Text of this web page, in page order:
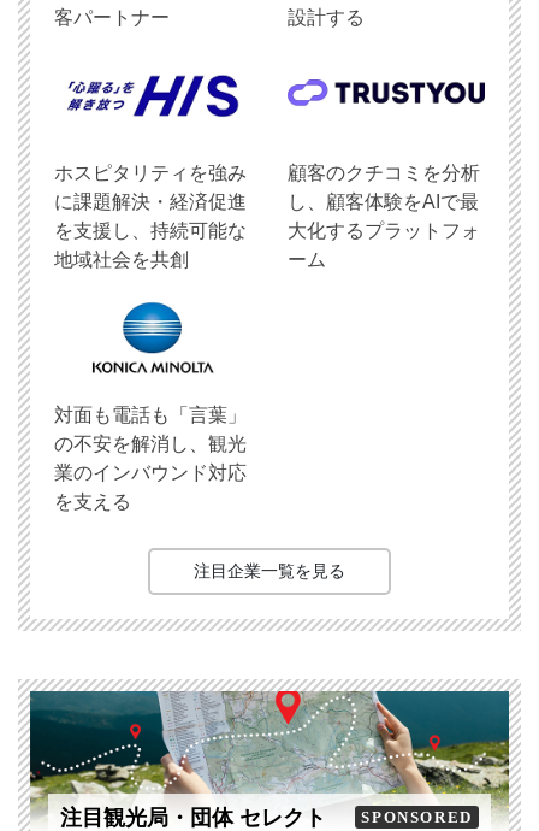
客パートナー
設計する
ホスピタリティを強み
に課題解決・経済促進
を支援し、持続可能な
地域社会を共創
顧客のクチコミを分析
し、顧客体験をAIで最
大化するプラットフォ
ーム
対面も電話も「言葉」
の不安を解消し、観光
業のインバウンド対応
を支える
注目企業一覧を見る
注目観光局・団体 セレクト SPONSORED